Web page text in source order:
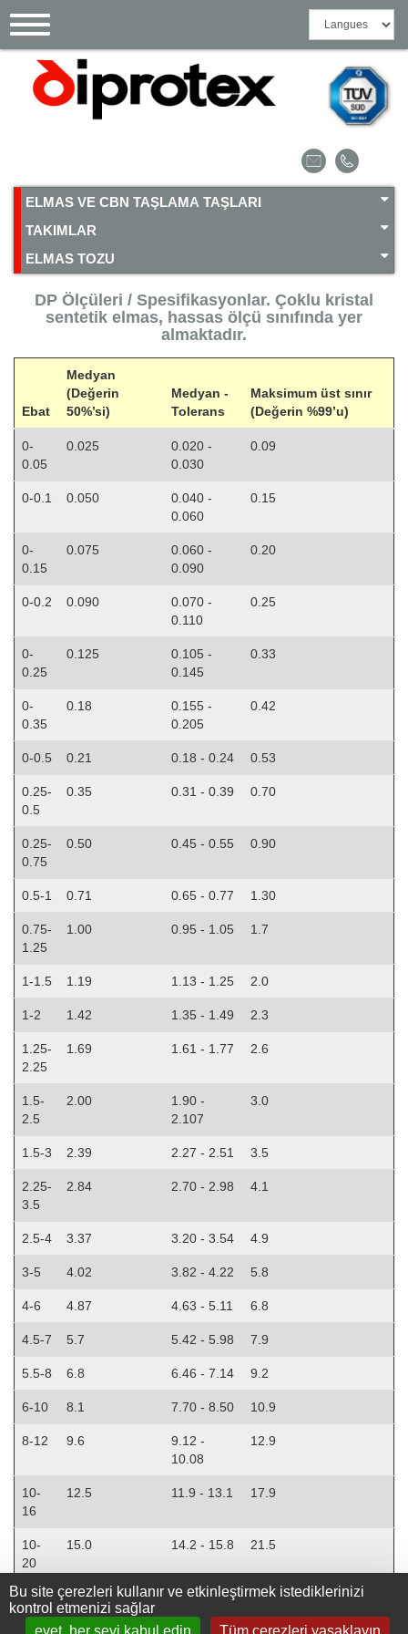
Bu site çerezleri kullanır ve etkinleştirmek istediklerinizi
kontrol etmenizi sağlar
evet, her şeyi kabul edin
Tüm çerezleri yasaklayın
Toggle
navigation
ELMAS VE CBN TAŞLAMA TAŞLARI
TAKIMLAR
ELMAS TOZU
DP Ölçüleri / Spesifikasyonlar. Çoklu kristal
sentetik elmas, hassas ölçü sınıfında yer
almaktadır.
Ebat
Medyan
(Değerin
50%’si)
Medyan -
Tolerans
Maksimum üst sınır
(Değerin %99’u)
0-
0.05
0.025
0.020 -
0.030
0.09
0-0.1 0.050
0.040 -
0.060
0.15
0-
0.15
0.075
0.060 -
0.090
0.20
0-0.2 0.090
0.070 -
0.110
0.25
0-
0.25
0.125
0.105 -
0.145
0.33
0-
0.35
0.18
0.155 -
0.205
0.42
0-0.5 0.21 0.18 - 0.24 0.53
0.25-
0.5
0.35 0.31 - 0.39 0.70
0.25-
0.75
0.50 0.45 - 0.55 0.90
0.5-1 0.71 0.65 - 0.77 1.30
0.75-
1.25
1.00 0.95 - 1.05 1.7
1-1.5 1.19 1.13 - 1.25 2.0
1-2 1.42 1.35 - 1.49 2.3
1.25-
2.25
1.69 1.61 - 1.77 2.6
1.5-
2.5
2.00
1.90 -
2.107
3.0
1.5-3 2.39 2.27 - 2.51 3.5
2.25-
3.5
2.84 2.70 - 2.98 4.1
2.5-4 3.37 3.20 - 3.54 4.9
3-5 4.02 3.82 - 4.22 5.8
4-6 4.87 4.63 - 5.11 6.8
4.5-7 5.7 5.42 - 5.98 7.9
5.5-8 6.8 6.46 - 7.14 9.2
6-10 8.1 7.70 - 8.50 10.9
8-12 9.6
9.12 -
10.08
12.9
10-
16
12.5 11.9 - 13.1 17.9
10-
20
15.0 14.2 - 15.8 21.5